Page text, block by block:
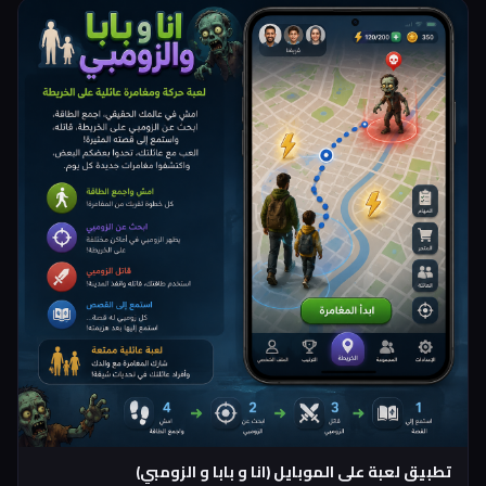
تطبيق لعبة على الموبايل (انا و بابا و الزومبي)